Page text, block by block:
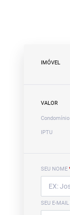
IMÓVEL
VALOR
Condomínio
IPTU
SEU NOME
SEU E-MAIL